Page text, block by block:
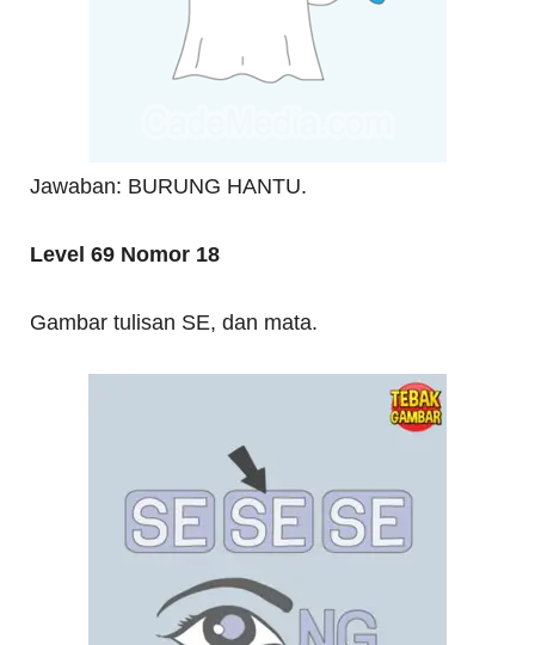
Jawaban: BURUNG HANTU.
Level 69 Nomor 18
Gambar tulisan SE, dan mata.